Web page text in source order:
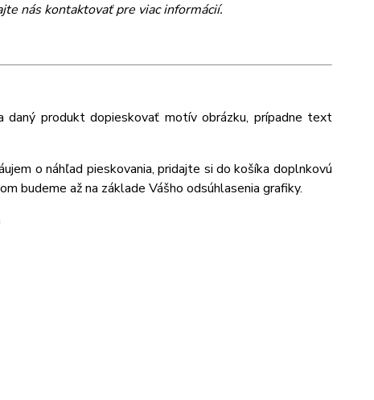
nás kontaktovať pre viac informácií.
daný produkt dopieskovať motív obrázku, prípadne text
o náhľad pieskovania, pridajte si do košíka doplnkovú
budeme až na základe Vášho odsúhlasenia grafiky.